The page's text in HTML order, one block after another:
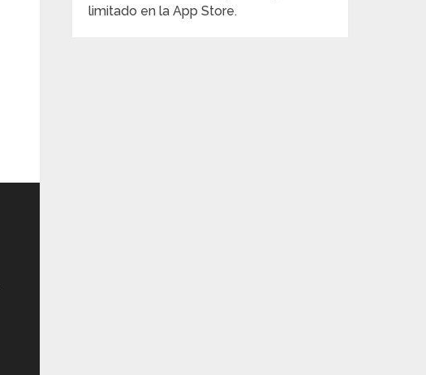
limitado en la App Store.